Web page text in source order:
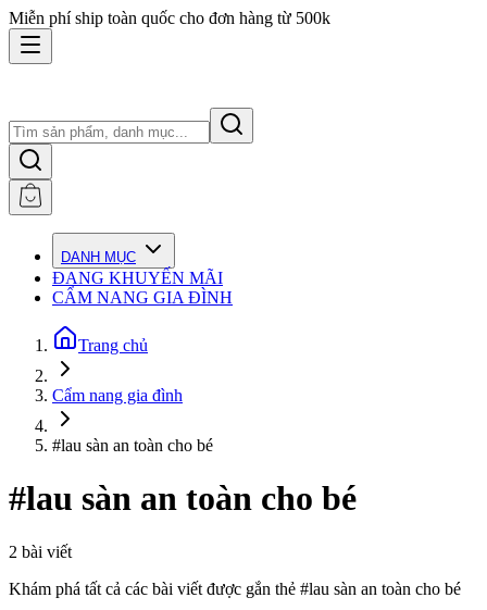
Miễn phí ship toàn quốc cho đơn hàng từ 500k
DANH MỤC
ĐANG KHUYẾN MÃI
CẨM NANG GIA ĐÌNH
Trang chủ
Cẩm nang gia đình
#lau sàn an toàn cho bé
#lau sàn an toàn cho bé
2 bài viết
Khám phá tất cả các bài viết được gắn thẻ #lau sàn an toàn cho bé